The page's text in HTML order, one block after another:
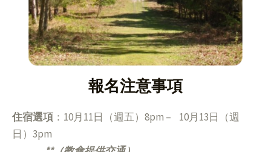
報名注意事項
住宿選項 ：10⽉11⽇（週五）8pm – 10⽉13⽇（週
日）3pm